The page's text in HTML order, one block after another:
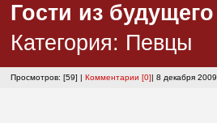
Гости из будущего
Категория: Певцы
Просмотров: [59] | Комментарии [0]| 8 декабря 2009